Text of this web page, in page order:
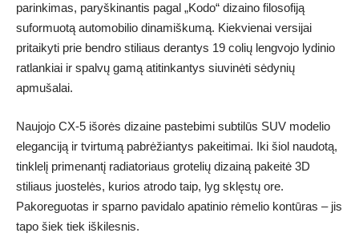
parinkimas, paryškinantis pagal „Kodo“ dizaino filosofiją
suformuotą automobilio dinamiškumą. Kiekvienai versijai
pritaikyti prie bendro stiliaus derantys 19 colių lengvojo lydinio
ratlankiai ir spalvų gamą atitinkantys siuvinėti sėdynių
apmušalai.
Naujojo CX-5 išorės dizaine pastebimi subtilūs SUV modelio
eleganciją ir tvirtumą pabrėžiantys pakeitimai. Iki šiol naudotą,
tinklelį primenantį radiatoriaus grotelių dizainą pakeitė 3D
stiliaus juostelės, kurios atrodo taip, lyg sklęstų ore.
Pakoreguotas ir sparno pavidalo apatinio rėmelio kontūras – jis
tapo šiek tiek iškilesnis.